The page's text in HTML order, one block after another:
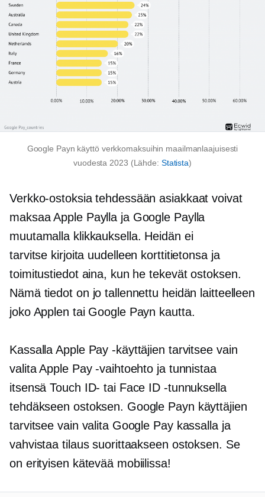
Google Payn käyttö verkkomaksuihin maailmanlaajuisesti
vuodesta 2023 (Lähde: Statista)
Verkko-ostoksia tehdessään asiakkaat voivat
maksaa Apple Paylla ja Google Paylla
muutamalla klikkauksella. Heidän ei
tarvitse kirjoita uudelleen korttitietonsa ja
toimitustiedot aina, kun he tekevät ostoksen.
Nämä tiedot on jo tallennettu heidän laitteelleen
joko Applen tai Google Payn kautta.
Kassalla Apple Pay -käyttäjien tarvitsee vain
valita Apple Pay -vaihtoehto ja tunnistaa
itsensä Touch ID- tai Face ID -tunnuksella
tehdäkseen ostoksen. Google Payn käyttäjien
tarvitsee vain valita Google Pay kassalla ja
vahvistaa tilaus suorittaakseen ostoksen. Se
on erityisen kätevää mobiilissa!